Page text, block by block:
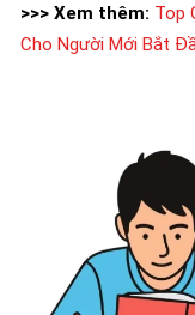
>>> Xem thêm: Top
Cho Người Mới Bắt